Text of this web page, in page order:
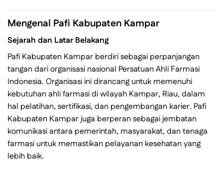
Mengenal Pafi Kabupaten Kampar
Sejarah dan Latar Belakang
Pafi Kabupaten Kampar berdiri sebagai perpanjangan
tangan dari organisasi nasional Persatuan Ahli Farmasi
Indonesia. Organisasi ini dirancang untuk memenuhi
kebutuhan ahli farmasi di wilayah Kampar, Riau, dalam
hal pelatihan, sertifikasi, dan pengembangan karier. Pafi
Kabupaten Kampar juga berperan sebagai jembatan
komunikasi antara pemerintah, masyarakat, dan tenaga
farmasi untuk memastikan pelayanan kesehatan yang
lebih baik.